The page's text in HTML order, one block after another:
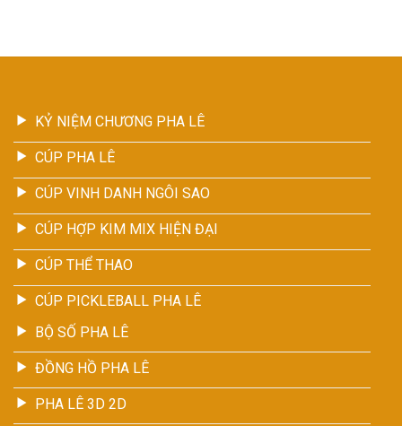
KỶ NIỆM CHƯƠNG PHA LÊ
CÚP PHA LÊ
CÚP VINH DANH NGÔI SAO
CÚP HỢP KIM MIX HIỆN ĐẠI
CÚP THỂ THAO
CÚP PICKLEBALL PHA LÊ
BỘ SỐ PHA LÊ
ĐỒNG HỒ PHA LÊ
PHA LÊ 3D 2D